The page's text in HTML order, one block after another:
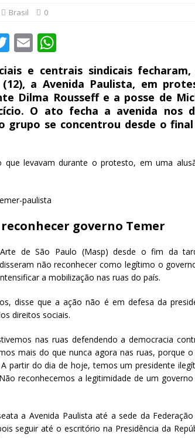
Brasil 0
T
w
it
te
r
E
ai
l
h
at
s
A
p
p
e centrais sindicais fecharam,
a Avenida Paulista, em
Dilma Rousseff e a posse de
O ato fecha a avenida nos
grupo se concentrou desde o
que levavam durante o protesto, em uma
governo Temer
de São Paulo (Masp) desde o fim da
não reconhecer como legítimo o
a mobilização nas ruas do país.
disse que a ação não é em defesa da
direitos sociais.
nas ruas defendendo a democracia
mais do que nunca agora nas ruas, porque o
partir do dia de hoje, temos um presidente
reconhecemos a legitimidade de um
a Avenida Paulista até a sede da
seguir até o escritório na Presidência da